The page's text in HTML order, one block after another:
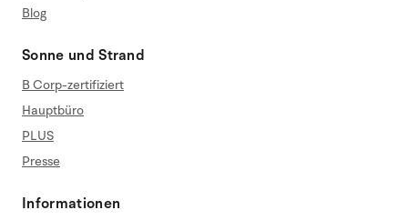
Blog
Sonne und Strand
B Corp-zertifiziert
Hauptbüro
PLUS
Presse
Informationen